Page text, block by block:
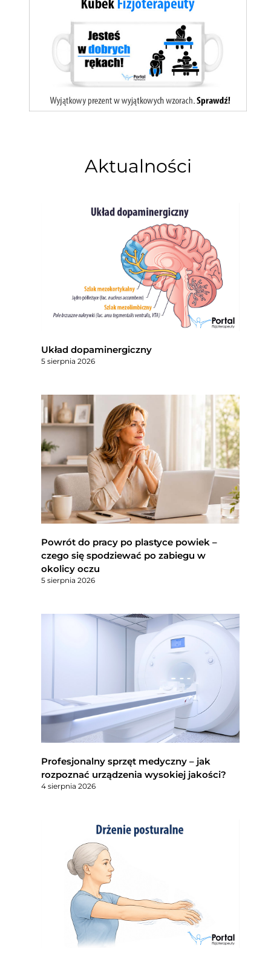
Aktualności
Układ dopaminergiczny
5 sierpnia 2026
Powrót do pracy po plastyce powiek –
czego się spodziewać po zabiegu w
okolicy oczu
5 sierpnia 2026
Profesjonalny sprzęt medyczny – jak
rozpoznać urządzenia wysokiej jakości?
4 sierpnia 2026